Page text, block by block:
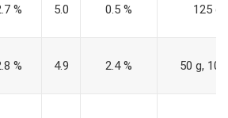
% 5.0 0.5 % 125 g
% 4.9 2.4 % 50 g,